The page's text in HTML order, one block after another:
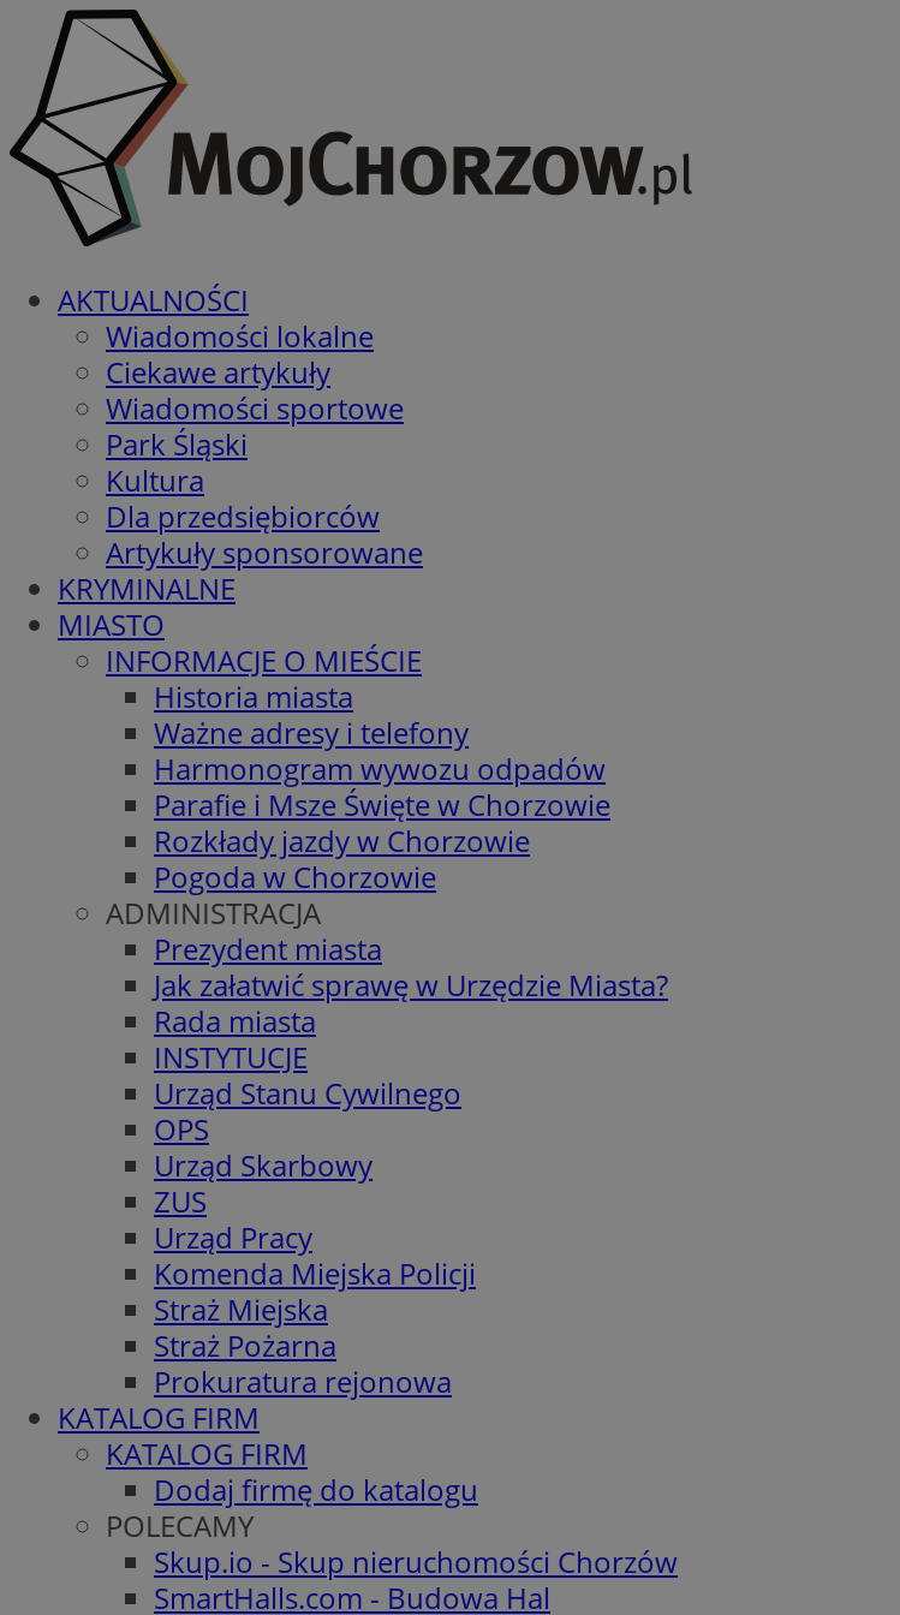
AKTUALNOŚCI
Wiadomości lokalne
Ciekawe artykuły
Wiadomości sportowe
Park Śląski
Kultura
Dla przedsiębiorców
Artykuły sponsorowane
KRYMINALNE
MIASTO
INFORMACJE O MIEŚCIE
Historia miasta
Ważne adresy i telefony
Harmonogram wywozu odpadów
Parafie i Msze Święte w Chorzowie
Rozkłady jazdy w Chorzowie
Pogoda w Chorzowie
ADMINISTRACJA
Prezydent miasta
Jak załatwić sprawę w Urzędzie Miasta?
Rada miasta
INSTYTUCJE
Urząd Stanu Cywilnego
OPS
Urząd Skarbowy
ZUS
Urząd Pracy
Komenda Miejska Policji
Straż Miejska
Straż Pożarna
Prokuratura rejonowa
KATALOG FIRM
KATALOG FIRM
Dodaj firmę do katalogu
POLECAMY
Skup.io - Skup nieruchomości Chorzów
SmartHalls.com - Budowa Hal